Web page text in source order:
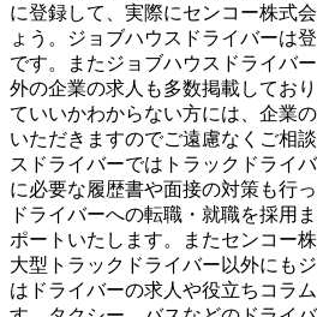
に登録して、実際にセンコー株式
ょう。ジョブハウスドライバーは
です。またジョブハウスドライバ
外の企業の求人も多数掲載してお
ていいかわからない方には、企業
いただきますのでご遠慮なくご相
スドライバーではトラックドライ
に必要な履歴書や面接の対策も行
ドライバーへの転職・就職を採用
ポートいたします。またセンコー
大型トラックドライバー以外にも
はドライバーの求人や役立ちコラ